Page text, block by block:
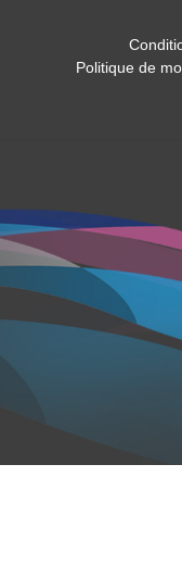
Politique de